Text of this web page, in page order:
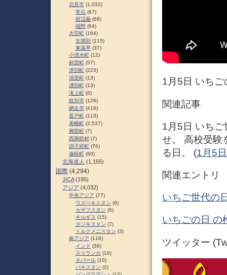
1月5日 いち
関連記事
1月5日 いち
せ。 高校受験
る日。 (1月5
関連エントリ
いちご世代の
いちごの日 の
ツイッター
北見市 (1,032)
常呂 (87)
留辺蘂 (68)
端野 (64)
大空町 (164)
女満別 (115)
東藻琴 (37)
小清水町 (12)
斜里町 (57)
津別町 (223)
清里町 (13)
湧別町 (13)
滝上町 (6)
紋別市 (126)
網走市 (416)
置戸町 (113)
美幌町 (2,537)
興部町 (7)
西興部村 (7)
訓子府町 (76)
遠軽町 (60)
北海道人 (1,155)
国際 (4,294)
JICA(195)
アジア (4,032)
中央アジア (77)
ウズベキスタン (9)
カザフスタン (6)
キルギス (15)
タジキスタン (7)
トルクメニスタン (3)
南アジア (118)
インド (36)
スリランカ (18)
ネパール (10)
パキスタン (2)